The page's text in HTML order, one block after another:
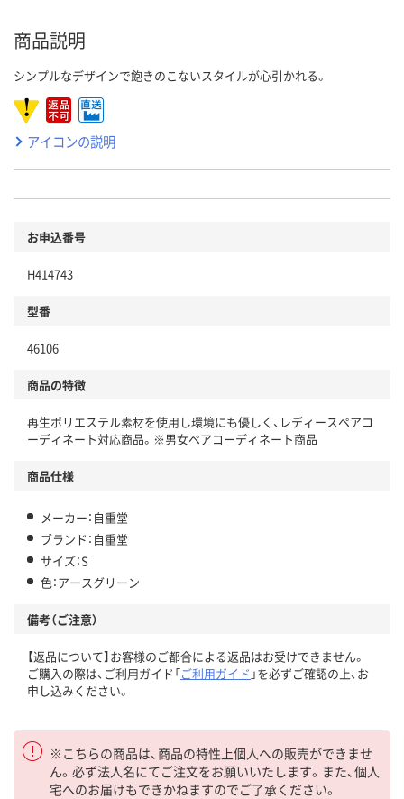
商品説明
シンプルなデザインで飽きのこないスタイルが心引かれる。
アイコンの説明
お申込番号
H414743
型番
46106
商品の特徴
再生ポリエステル素材を使用し環境にも優しく、レディースペアコ
ーディネート対応商品。※男女ペアコーディネート商品
商品仕様
メーカー：自重堂
ブランド：自重堂
サイズ：S
色：アースグリーン
備考（ご注意）
【返品について】お客様のご都合による返品はお受けできません。
ご購入の際は、ご利用ガイド「ご利用ガイド 」を必ずご確認の上、お
申し込みください。
※こちらの商品は、商品の特性上個人への販売ができませ
ん。必ず法人名にてご注文をお願いいたします。また、個人
宅へのお届けもできかねますのでご了承ください。